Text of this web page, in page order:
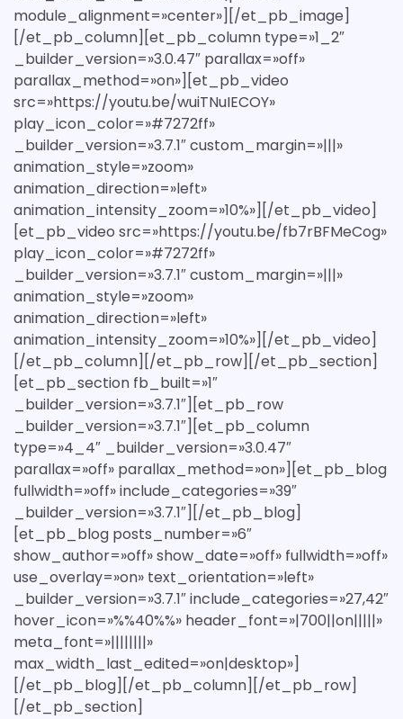
module_alignment=»center»][/et_pb_image]
[/et_pb_column][et_pb_column type=»1_2″
_builder_version=»3.0.47″ parallax=»off»
parallax_method=»on»][et_pb_video
src=»https://youtu.be/wuiTNuIECOY»
play_icon_color=»#7272ff»
_builder_version=»3.7.1″ custom_margin=»|||»
animation_style=»zoom»
animation_direction=»left»
animation_intensity_zoom=»10%»][/et_pb_video]
[et_pb_video src=»https://youtu.be/fb7rBFMeCog»
play_icon_color=»#7272ff»
_builder_version=»3.7.1″ custom_margin=»|||»
animation_style=»zoom»
animation_direction=»left»
animation_intensity_zoom=»10%»][/et_pb_video]
[/et_pb_column][/et_pb_row][/et_pb_section]
[et_pb_section fb_built=»1″
_builder_version=»3.7.1″][et_pb_row
_builder_version=»3.7.1″][et_pb_column
type=»4_4″ _builder_version=»3.0.47″
parallax=»off» parallax_method=»on»][et_pb_blog
fullwidth=»off» include_categories=»39″
_builder_version=»3.7.1″][/et_pb_blog]
[et_pb_blog posts_number=»6″
show_author=»off» show_date=»off» fullwidth=»off»
use_overlay=»on» text_orientation=»left»
_builder_version=»3.7.1″ include_categories=»27,42″
hover_icon=»%%40%%» header_font=»|700||on|||||»
meta_font=»||||||||»
max_width_last_edited=»on|desktop»]
[/et_pb_blog][/et_pb_column][/et_pb_row]
[/et_pb_section]